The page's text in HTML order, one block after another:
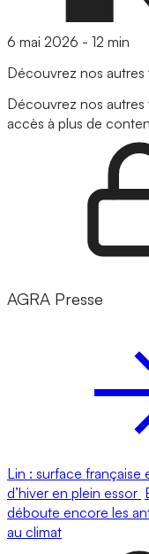
6 mai 2026 - 12 min
Découvrez nos autres
Découvrez nos
accès à plus de
AGRA Presse
Lin : surface française
d’hiver en plein essor
déboute encore les
au climat